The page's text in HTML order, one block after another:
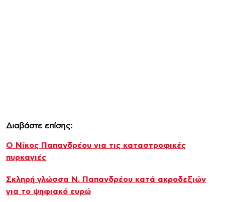
Διαβάστε επίσης:
Ο Νίκος Παπανδρέου για τις καταστροφικές
πυρκαγιές
Σκληρή γλώσσα Ν. Παπανδρέου κατά ακροδεξιών
για το ψηφιακό ευρώ